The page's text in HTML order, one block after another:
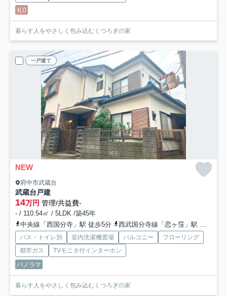
礼0
暮らす人をやさしく包み込むくつろぎの家
一戸建て
NEW
府中市武蔵台
武蔵台戸建
14万円 管理/共益費-
- / 110.54㎡ / 5LDK /築45年
中央線「西国分寺」駅 徒歩5分
西武国分寺線「恋ヶ窪」駅 徒歩19分
バス・トイレ別 室内洗濯機置場 バルコニー
フローリング
都市ガス
TVモニタ付インターホン
パノラマ
暮らす人をやさしく包み込むくつろぎの家